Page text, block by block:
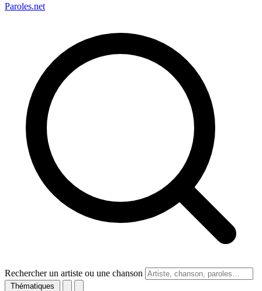
Paroles.net
Rechercher un artiste ou une chanson
Thématiques